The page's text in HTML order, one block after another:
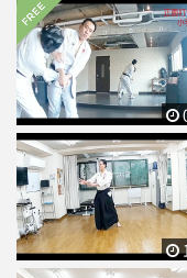
賞 極真空手全国大
気道三段 伝統合気
道初段 手裏剣術二
ンストラクター資格
導員資格等多数を取
「榊原郁恵」さん、
香クリスティーン」
DVD「合気道を使う
売。フルコンタクト
に23回開催し、主審
向けて覇天会を主催する。 覇天会公式HP